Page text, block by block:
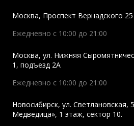
Москва, Проспект Вернадского 25
Ежедневно с 10:00 до 21:00
Москва, ул. Нижняя
1, подъезд 2A
Ежедневно с 10:00 до 21:00
Новосибирск, ул. Светлановская,
Медведица», 1 этаж, сектор 10.